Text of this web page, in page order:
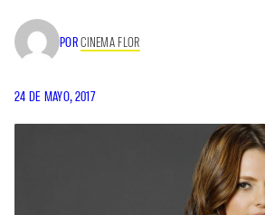
PORCINEMA FLOR
24 DE MAYO, 2017